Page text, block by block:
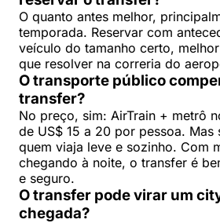
O quanto antes melhor,
temporada. Reservar com
veículo do tamanho certo,
que resolver na correria do
O transporte público
transfer?
No preço, sim: AirTrain + metrô
de US$ 15 a 20 por pessoa. Mas
quem viaja leve e sozinho. Com
chegando à noite, o transfer é
e seguro.
O transfer pode virar um
chegada?